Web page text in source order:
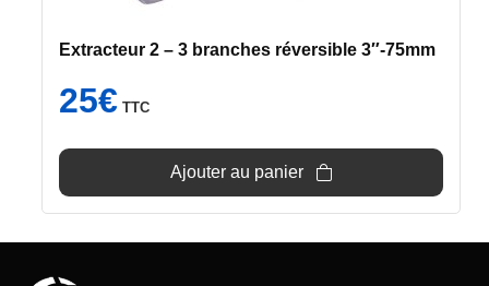
Extracteur 2 – 3 branches réversible 3″-75mm
25€ TTC
Ajouter au panier